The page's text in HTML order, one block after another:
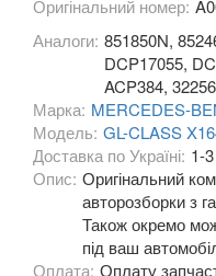
E-CLASS W210/
E-CLASS W211/
E-CLASS W212/
E-CLASS W213/
E-CLASS C238/
E-CLASS X213
Оригінальний номер:
Аналоги: 851850N,
DCP17055,
ACP384,
Марка: MERCEDES-
Модель: GL-CLASS
Доставка по Україні: 1-
Опис: Оригінальний
авторозборки з
Також окремо
під ваш
Оплата: Оплату